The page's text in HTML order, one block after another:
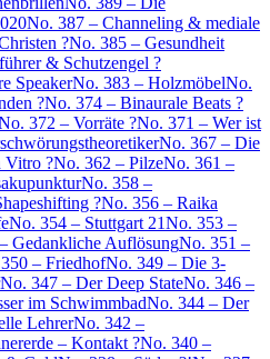
No. 387 – Channeling & mediale
?No. 385 – Gesundheit
& Schutzengel ?
SpeakerNo. 383 – HolzmöbelNo.
?No. 374 – Binaurale Beats ?
372 – Vorräte ?No. 371 – Wer ist
No. 367 – Die
Vitro ?No. 362 – PilzeNo. 361 –
No. 358 –
?No. 356 – Raika
No. 354 – Stuttgart 21No. 353 –
Gedankliche AuflösungNo. 351 –
– FriedhofNo. 349 – Die 3-
No. 347 – Der Deep StateNo. 346 –
im SchwimmbadNo. 344 – Der
LehrerNo. 342 –
– Kontakt ?No. 340 –